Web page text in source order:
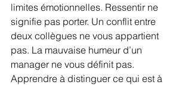
limites émotionnelles. Ressentir ne
signifie pas porter. Un conflit entre
deux collègues ne vous appartient
pas. La mauvaise humeur d’un
manager ne vous définit pas.
Apprendre à distinguer ce qui est à